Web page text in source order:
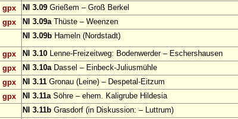
gpx
NI 3.09 Grießem – Groß Berkel
gpx
NI 3.09aThüste – Weenzen
NI 3.09b Hameln (Nordstadt)
gpx
NI 3.10 Lenne-Freizeitweg: Bodenwerder – Eschershausen
gpx
NI 3.10aDassel – Einbeck-Juliusmühle
gpx
NI 3.11 Gronau (Leine) – Despetal-Eitzum
gpx
NI 3.11aSöhre – ehem. Kaligrube Hildesia
NI 3.11b Grasdorf (in Diskussion: – Luttrum)